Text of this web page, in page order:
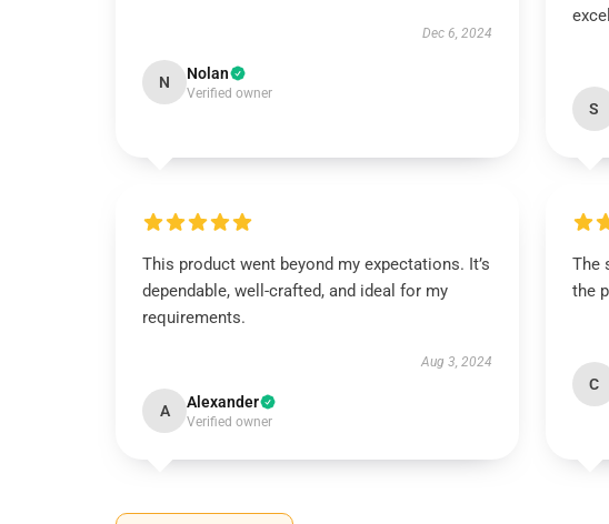
Dec 6, 2024
N Nolan
Verified owner
S
This product went beyond my expectations. It’s
dependable, well-crafted, and ideal for my
requirements.
Aug 3, 2024
A Alexander
Verified owner
The
the
C